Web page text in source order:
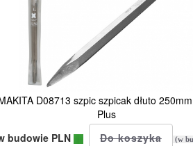
D08713 szpic szpicak dłuto
Plus
budowie PLN
(w